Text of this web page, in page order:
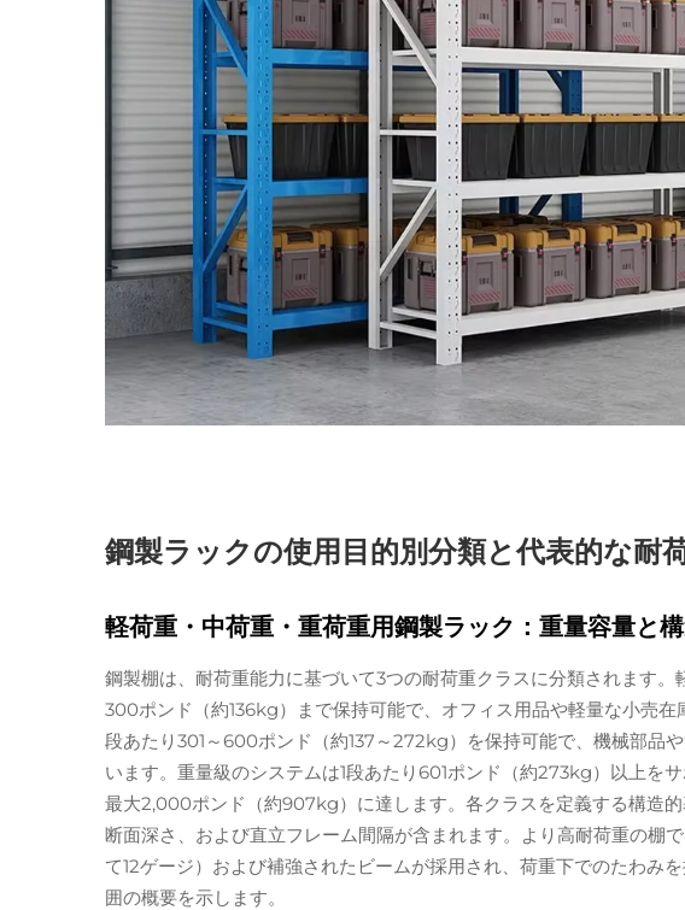
鋼製ラックの使用目的別分類と代表的な耐
軽荷重・中荷重・重荷重用鋼製ラック：重量容量と
鋼製棚は、耐荷重能力に基づいて3つの耐荷重クラスに分類されます。
300ポンド（約136kg）まで保持可能で、オフィス用品や軽量な小売在
段あたり301～600ポンド（約137～272kg）を保持可能で、機械部品
います。重量級のシステムは1段あたり601ポンド（約273kg）以上を
最大2,000ポンド（約907kg）に達します。各クラスを定義する構造
断面深さ、および直立フレーム間隔が含まれます。より高耐荷重の棚
て12ゲージ）および補強されたビームが採用され、荷重下でのたわみ
囲の概要を示します。